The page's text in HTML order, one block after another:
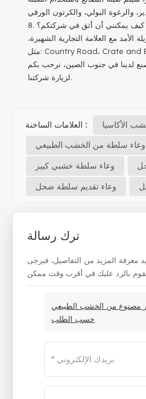
8. كيف يمكنني أن أثق في شركتكم؟
الأمد مع العلامة التجارية الشهيرة،
مثل: Country Road، Crate and Barrel، Jonathan Adler،
لدينا في جنوب الصين، نرحب بكم
لزيارة شركتنا.
العلامات الساخنة :
الأكاسيا
وعاء سلطة من الخشب الطبيعي
وعاء سلطة خشبي كبير
وعاء تقديم سلطة ضحل
ترك رسالة
معرفة المزيد من التفاصيل، فيرجى
مصنوع من الخشب الطبيعي
حسب الطلب